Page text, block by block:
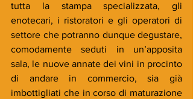
tutta la stampa specializzata, gli
enotecari, i ristoratori e gli operatori di
settore che potranno dunque degustare,
comodamente seduti in un’apposita
sala, le nuove annate dei vini in procinto
di andare in commercio, sia già
imbottigliati che in corso di maturazione